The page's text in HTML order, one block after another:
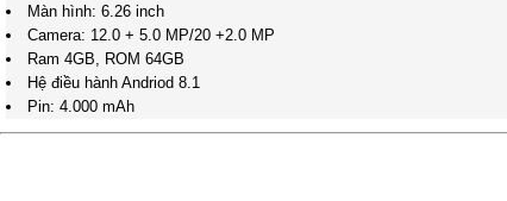
Màn hình: 6.26 inch
Camera: 12.0 + 5.0 MP/20 +2.0 MP
Ram 4GB, ROM 64GB
Hệ điều hành Andriod 8.1
Pin: 4.000 mAh